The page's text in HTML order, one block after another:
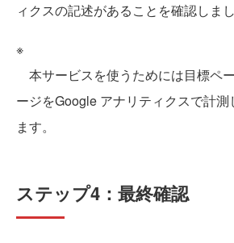
ィクスの記述があることを確認しまし
※
本サービスを使うためには目標ペ
ージをGoogle アナリティクスで計測
ます。
ステップ4：最終確認